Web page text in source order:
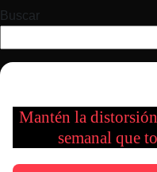
Buscar
Mantén la
semanal que